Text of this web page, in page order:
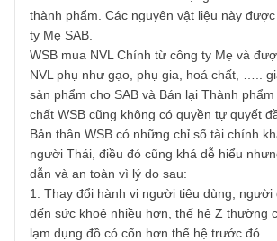
Đức
Tôi là một Kỹ Sư ngành Công nghệ
trong nhà máy Bia có thị phần đứng
Nam.
Đúng như S.A.F.E nhận định:
Bản thân Công ty con như WSB,
nguyên liệu đầu vào như Malt, Hoa
nhãn, hộp (các NVL liên quan đến
các NVL chính và chiếm tỉ trọng lớn